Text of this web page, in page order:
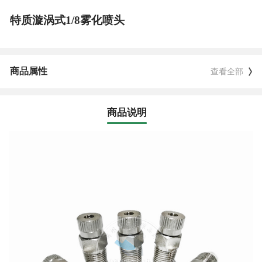
特质漩涡式1/8雾化喷头
商品属性 查看全部
商品说明